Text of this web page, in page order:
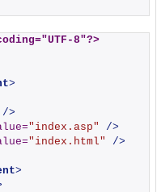
8"?>
>
/>
="index.asp"
/>
="index.html"
/>
>